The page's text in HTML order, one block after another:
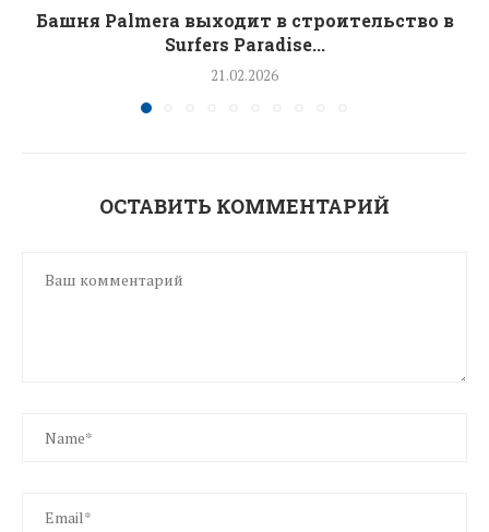
Башня Palmera выходит в строительство в
Surfers Paradise...
21.02.2026
ОСТАВИТЬ КОММЕНТАРИЙ